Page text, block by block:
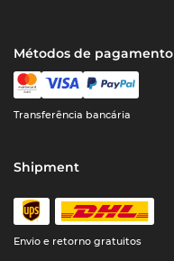
Métodos de pagamento
Transferência bancária
Shipment
Envio e retorno gratuitos